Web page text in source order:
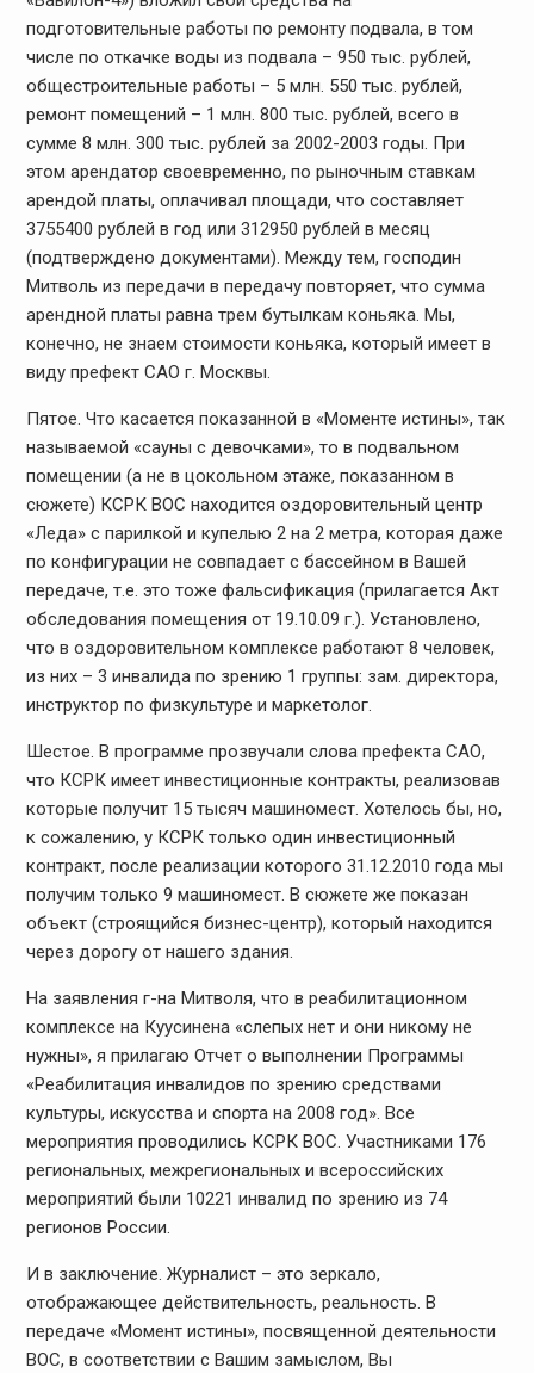
подготовительные работы по ремонту подвала, в том
числе по откачке воды из подвала – 950 тыс. рублей,
общестроительные работы – 5 млн. 550 тыс. рублей,
ремонт помещений – 1 млн. 800 тыс. рублей, всего в
сумме 8 млн. 300 тыс. рублей за 2002-2003 годы. При
этом арендатор своевременно, по рыночным ставкам
арендой платы, оплачивал площади, что составляет
3755400 рублей в год или 312950 рублей в месяц
(подтверждено документами). Между тем, господин
Митволь из передачи в передачу повторяет, что сумма
арендной платы равна трем бутылкам коньяка. Мы,
конечно, не знаем стоимости коньяка, который имеет в
виду префект САО г. Москвы.
Пятое. Что касается показанной в «Моменте истины», так
называемой «сауны с девочками», то в подвальном
помещении (а не в цокольном этаже, показанном в
сюжете) КСРК ВОС находится оздоровительный центр
«Леда» с парилкой и купелью 2 на 2 метра, которая даже
по конфигурации не совпадает с бассейном в Вашей
передаче, т.е. это тоже фальсификация (прилагается Акт
обследования помещения от 19.10.09 г.). Установлено,
что в оздоровительном комплексе работают 8 человек,
из них – 3 инвалида по зрению 1 группы: зам. директора,
инструктор по физкультуре и маркетолог.
Шестое. В программе прозвучали слова префекта САО,
что КСРК имеет инвестиционные контракты, реализовав
которые получит 15 тысяч машиномест. Хотелось бы, но,
к сожалению, у КСРК только один инвестиционный
контракт, после реализации которого 31.12.2010 года мы
получим только 9 машиномест. В сюжете же показан
объект (строящийся бизнес-центр), который находится
через дорогу от нашего здания.
На заявления г-на Митволя, что в реабилитационном
комплексе на Куусинена «слепых нет и они никому не
нужны», я прилагаю Отчет о выполнении Программы
«Реабилитация инвалидов по зрению средствами
культуры, искусства и спорта на 2008 год». Все
мероприятия проводились КСРК ВОС. Участниками 176
региональных, межрегиональных и всероссийских
мероприятий были 10221 инвалид по зрению из 74
регионов России.
И в заключение. Журналист – это зеркало,
отображающее действительность, реальность. В
передаче «Момент истины», посвященной деятельности
ВОС, в соответствии с Вашим замыслом, Вы